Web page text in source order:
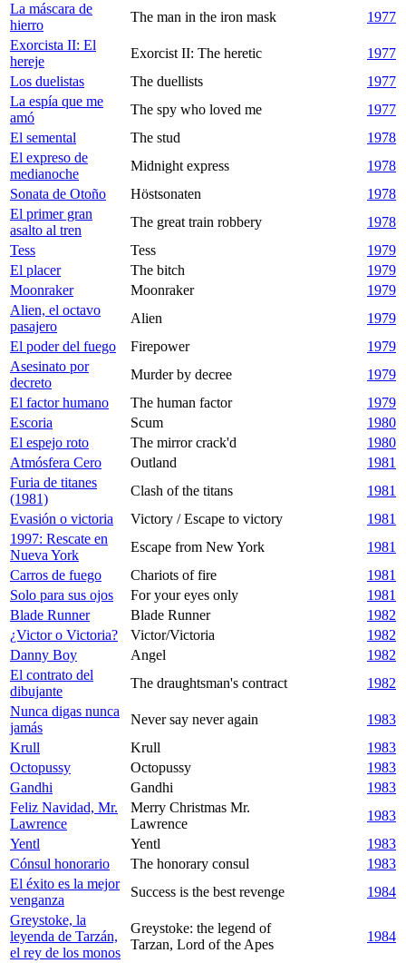
La máscara de
hierro
The man in the iron mask
1977
Exorcista II: El
hereje
Exorcist II: The heretic
1977
Los duelistas
The duellists
1977
La espía que me
amó
The spy who loved me
1977
El semental
The stud
1978
El expreso de
medianoche
Midnight express
1978
Sonata de Otoño
Höstsonaten
1978
El primer gran
asalto al tren
The great train robbery
1978
Tess
Tess
1979
El placer
The bitch
1979
Moonraker
Moonraker
1979
Alien, el octavo
pasajero
Alien
1979
El poder del fuego
Firepower
1979
Asesinato por
decreto
Murder by decree
1979
El factor humano
The human factor
1979
Escoria
Scum
1980
El espejo roto
The mirror crack'd
1980
Atmósfera Cero
Outland
1981
Furia de titanes
(1981)
Clash of the titans
1981
Evasión o victoria
Victory / Escape to victory
1981
1997: Rescate en
Nueva York
Escape from New York
1981
Carros de fuego
Chariots of fire
1981
Solo para sus ojos
For your eyes only
1981
Blade Runner
Blade Runner
1982
¿Victor o Victoria?
Victor/Victoria
1982
Danny Boy
Angel
1982
El contrato del
dibujante
The draughtsman's contract
1982
Nunca digas nunca
jamás
Never say never again
1983
Krull
Krull
1983
Octopussy
Octopussy
1983
Gandhi
Gandhi
1983
Feliz Navidad, Mr.
Lawrence
Merry Christmas Mr.
Lawrence
1983
Yentl
Yentl
1983
Cónsul honorario
The honorary consul
1983
El éxito es la mejor
venganza
Success is the best revenge
1984
Greystoke, la
leyenda de Tarzán,
el rey de los monos
Greystoke: the legend of
Tarzan, Lord of the Apes
1984